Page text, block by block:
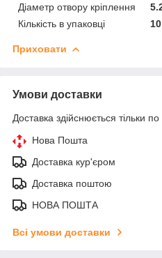
Діаметр отвору кріплення
Кількість в упаковці
Приховати
Умови доставки
Доставка здійснюється тільки
Нова Пошта
Доставка кур'єром
Доставка поштою
НОВА ПОШТА
Всі умови доставки